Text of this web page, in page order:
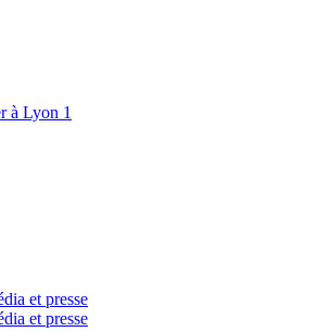
à Lyon 1
et presse
et presse